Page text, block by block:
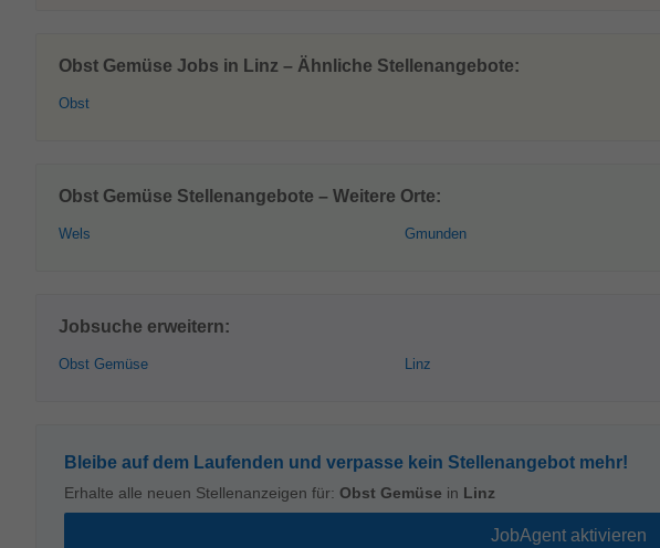
Obst Gemüse Jobs in Linz – Ähnliche Stellenangebote:
Obst
Obst Gemüse Stellenangebote – Weitere Orte:
Wels Gmunden
Jobsuche erweitern:
Obst Gemüse Linz
Bleibe auf dem Laufenden und verpasse kein Stellenangebot mehr!
Erhalte alle neuen Stellenanzeigen für: Obst Gemüse in Linz